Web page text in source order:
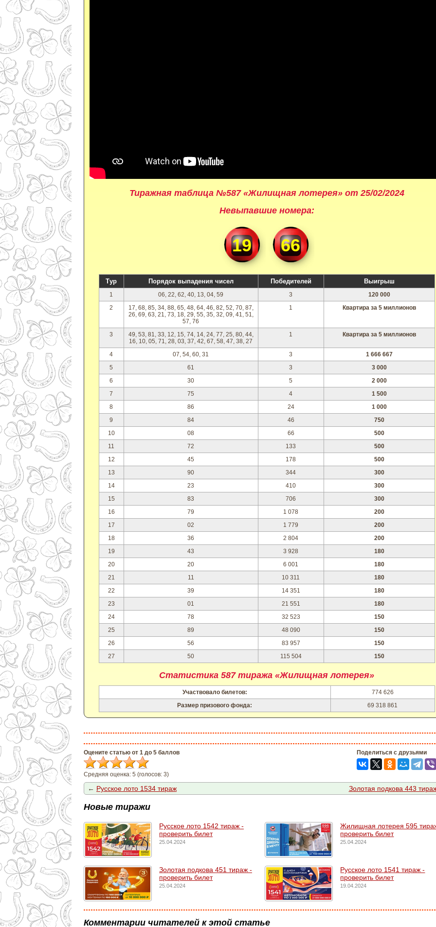
Тиражная таблица №587 «Жилищная лотерея» от 25/02/2024
Невыпавшие номера:
19 66
Тур Порядок выпадения чисел Победителей Выигрыш
1 06, 22, 62, 40, 13, 04, 59 3
120 000
2
17, 68, 85, 34, 88, 65, 48, 64, 46, 82, 52, 70, 87,
26, 69, 63, 21, 73, 18, 29, 55, 35, 32, 09, 41, 51,
57, 76
1 Квартира за 5 миллионов
3
49, 53, 81, 33, 12, 15, 74, 14, 24, 77, 25, 80, 44,
16, 10, 05, 71, 28, 03, 37, 42, 67, 58, 47, 38, 27
1 Квартира за 5 миллионов
4 07, 54, 60, 31 3
1 666 667
5
61 3
3 000
6
30 5
2 000
7
75 4
1 500
8
86 24
1 000
9
84 46
750
10
08 66
500
11
72 133
500
12
45 178
500
13
90 344
300
14
23 410
300
15
83 706
300
16
79 1 078
200
17
02 1 779
200
18
36 2 804
200
19
43 3 928
180
20
20 6 001
180
21
11 10 311
180
22
39 14 351
180
23
01 21 551
180
24
78 32 523
150
25
89 48 090
150
26
56 83 957
150
27
50 115 504 150
Статистика 587 тиража «Жилищная лотерея»
Участвовало билетов:
774 626
Размер призового фонда:
69 318 861
Оцените статью от 1 до 5 баллов
Средняя оценка: 5 (голосов: 3)
Поделиться с друзьями
← Русское лото 1534 тираж Золотая подкова 443
Новые тиражи
Русское лото 1542 тирaж -
проверить билет
25.04.2024
Жилищная лотерея 595
проверить билет
25.04.2024
Золотая подкова 451 тираж -
проверить билет
25.04.2024
Русское лото 1541 тирaж -
проверить билет
19.04.2024
Комментарии читателей к этой статье